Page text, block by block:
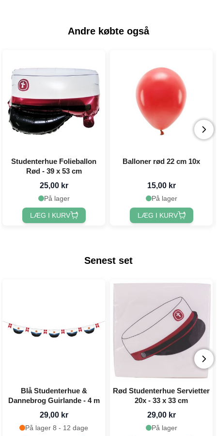
Andre købte også
Studenterhue Folieballon
Rød - 39 x 53 cm
25,00 kr
På lager
LÆG I KURV
Balloner rød 22 cm 10x
15,00 kr
På lager
LÆG I KURV
Senest set
Blå Studenterhue &
Dannebrog Guirlande - 4 m
29,00 kr
På lager 8 - 12 dage
Rød Studenterhue Servietter
20x - 33 x 33 cm
29,00 kr
På lager